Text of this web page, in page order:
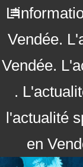
Vendée.
Vendée.
.
l'actualité
en